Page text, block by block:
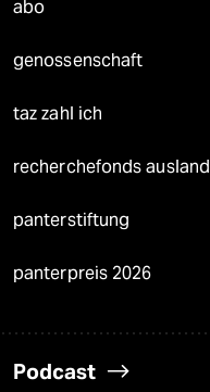
abo
genossenschaft
taz zahl ich
recherchefonds ausland
panterstiftung
panterpreis 2026
Podcast